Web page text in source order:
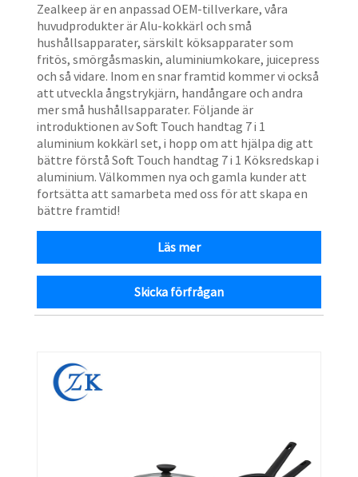
Zealkeep är en anpassad OEM-tillverkare, våra
huvudprodukter är Alu-kokkärl och små
hushållsapparater, särskilt köksapparater som
fritös, smörgåsmaskin, aluminiumkokare, juicepress
och så vidare. Inom en snar framtid kommer vi också
att utveckla ångstrykjärn, handångare och andra
mer små hushållsapparater. Följande är
introduktionen av Soft Touch handtag 7 i 1
aluminium kokkärl set, i hopp om att hjälpa dig att
bättre förstå Soft Touch handtag 7 i 1 Köksredskap i
aluminium. Välkommen nya och gamla kunder att
fortsätta att samarbeta med oss ​​för att skapa en
bättre framtid!
Läs mer
Skicka förfrågan